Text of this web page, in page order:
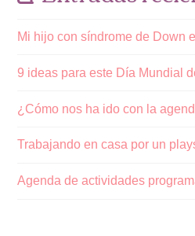
Mi hijo con síndrome de Down
9 ideas para este Día Mundial
¿Cómo nos ha ido con la
Trabajando en casa por un
Agenda de actividades